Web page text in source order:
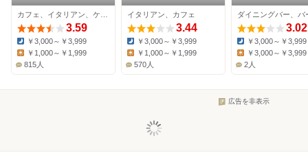
3.59
Dinner:
￥3,000～￥3,999
￥1,000～￥1,999
815人
イタリアン、カフェ
3.44
Dinner:
￥3,000～￥3,999
￥1,000～￥1,999
570人
3.02
Dinner:
￥3,000～￥3,999
Lunch:
￥3,000～￥3,999
2人
広告を非表示